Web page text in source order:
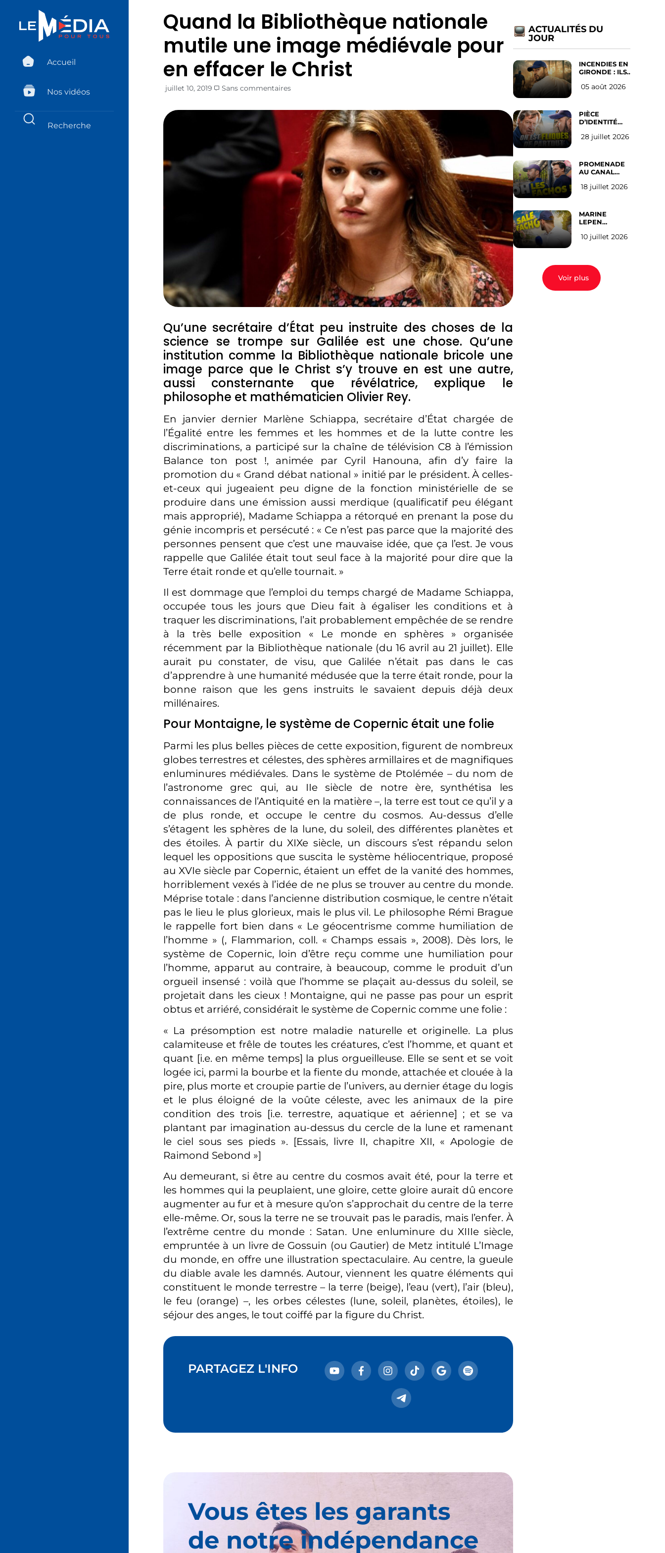
Accueil
Nos vidéos
Quand la Bibliothèque nationale
mutile une image médiévale pour
en effacer le Christ
juillet 10, 2019 Sans commentaires
Qu’une secrétaire d’État peu instruite des choses de la
science se trompe sur Galilée est une chose. Qu’une
institution comme la Bibliothèque nationale bricole une
image parce que le Christ s’y trouve en est une autre,
aussi consternante que révélatrice, explique le
philosophe et mathématicien Olivier Rey.
En janvier dernier Marlène Schiappa, secrétaire d’État chargée de
l’Égalité entre les femmes et les hommes et de la lutte contre les
discriminations, a participé sur la chaîne de télévision C8 à l’émission
Balance ton post !, animée par Cyril Hanouna, afin d’y faire la
promotion du « Grand débat national » initié par le président. À celles-
et-ceux qui jugeaient peu digne de la fonction ministérielle de se
produire dans une émission aussi merdique (qualificatif peu élégant
mais approprié), Madame Schiappa a rétorqué en prenant la pose du
génie incompris et persécuté : « Ce n’est pas parce que la majorité des
personnes pensent que c’est une mauvaise idée, que ça l’est. Je vous
rappelle que Galilée était tout seul face à la majorité pour dire que la
Terre était ronde et qu’elle tournait. »
Il est dommage que l’emploi du temps chargé de Madame Schiappa,
occupée tous les jours que Dieu fait à égaliser les conditions et à
traquer les discriminations, l’ait probablement empêchée de se rendre
à la très belle exposition « Le monde en sphères » organisée
récemment par la Bibliothèque nationale (du 16 avril au 21 juillet). Elle
aurait pu constater, de visu, que Galilée n’était pas dans le cas
d’apprendre à une humanité médusée que la terre était ronde, pour la
bonne raison que les gens instruits le savaient depuis déjà deux
millénaires.
Pour Montaigne, le système de Copernic était une folie
Parmi les plus belles pièces de cette exposition, figurent de nombreux
globes terrestres et célestes, des sphères armillaires et de magnifiques
enluminures médiévales. Dans le système de Ptolémée – du nom de
l’astronome grec qui, au IIe siècle de notre ère, synthétisa les
connaissances de l’Antiquité en la matière –, la terre est tout ce qu’il y a
de plus ronde, et occupe le centre du cosmos. Au-dessus d’elle
s’étagent les sphères de la lune, du soleil, des différentes planètes et
des étoiles. À partir du XIXe siècle, un discours s’est répandu selon
lequel les oppositions que suscita le système héliocentrique, proposé
au XVIe siècle par Copernic, étaient un effet de la vanité des hommes,
horriblement vexés à l’idée de ne plus se trouver au centre du monde.
Méprise totale : dans l’ancienne distribution cosmique, le centre n’était
pas le lieu le plus glorieux, mais le plus vil. Le philosophe Rémi Brague
le rappelle fort bien dans « Le géocentrisme comme humiliation de
l’homme » (, Flammarion, coll. « Champs essais », 2008). Dès lors, le
système de Copernic, loin d’être reçu comme une humiliation pour
l’homme, apparut au contraire, à beaucoup, comme le produit d’un
orgueil insensé : voilà que l’homme se plaçait au-dessus du soleil, se
projetait dans les cieux ! Montaigne, qui ne passe pas pour un esprit
obtus et arriéré, considérait le système de Copernic comme une folie :
« La présomption est notre maladie naturelle et originelle. La plus
calamiteuse et frêle de toutes les créatures, c’est l’homme, et quant et
quant [i.e. en même temps] la plus orgueilleuse. Elle se sent et se voit
logée ici, parmi la bourbe et la fiente du monde, attachée et clouée à la
pire, plus morte et croupie partie de l’univers, au dernier étage du logis
et le plus éloigné de la voûte céleste, avec les animaux de la pire
condition des trois [i.e. terrestre, aquatique et aérienne] ; et se va
plantant par imagination au-dessus du cercle de la lune et ramenant
le ciel sous ses pieds ». [Essais, livre II, chapitre XII, « Apologie de
Raimond Sebond »]
Au demeurant, si être au centre du cosmos avait été, pour la terre et
les hommes qui la peuplaient, une gloire, cette gloire aurait dû encore
augmenter au fur et à mesure qu’on s’approchait du centre de la terre
elle-même. Or, sous la terre ne se trouvait pas le paradis, mais l’enfer. À
l’extrême centre du monde : Satan. Une enluminure du XIIIe siècle,
empruntée à un livre de Gossuin (ou Gautier) de Metz intitulé L’Image
du monde, en offre une illustration spectaculaire. Au centre, la gueule
du diable avale les damnés. Autour, viennent les quatre éléments qui
constituent le monde terrestre – la terre (beige), l’eau (vert), l’air (bleu),
le feu (orange) –, les orbes célestes (lune, soleil, planètes, étoiles), le
séjour des anges, le tout coiffé par la figure du Christ.
PARTAGEZ L'INFO
Vous êtes les garants
de notre indépendance
ACTUALITÉS DU
JOUR
INCENDIES EN
GIRONDE : ILS
D’ABANDONNER
05 août 2026
PIÈCE
D’IDENTITÉ
SUR LES
l’avis des
Français
28 juillet 2026
PROMENADE
AU CANAL
(les gauchistes
18 juillet 2026
MARINE
LEPEN
EN 2027 : l’avis
10 juillet 2026
Voir plus